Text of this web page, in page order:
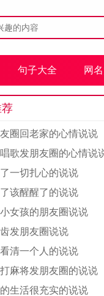
句子大全 网
圈回老家的心情说说
歌发朋友圈的心情说
一切扎心的说说
该醒醒了的说说
女孩的朋友圈说说
发朋友圈说说
清一个人的说说
麻将发朋友圈的说说
生活很充实的说说